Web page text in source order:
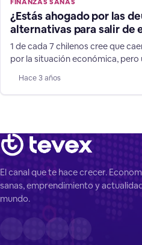
FINANZAS SANAS
¿Estás ahogado por las
alternativas para salir de
1 de cada 7 chilenos cree que
por la situación económica, pero
Según un nuevo estudio de
personas en el país, el 72% de
Hace 3 años
El canal que te hace crecer.
sanas, emprendimiento y
mundo.